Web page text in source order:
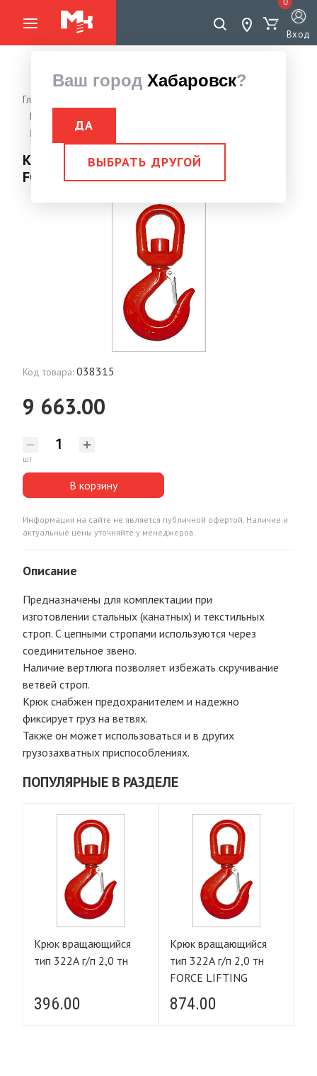
Ваш город Хабаровск?
ДА
ВЫБРАТЬ ДРУГОЙ
Вход
Главная страница
Крюк вращающийся тип 322А
Крюк вращающийся тип 322А г/п 22,0 тн FORCE LIFTING
Крюк вращающийся тип 322А г/п 22,0 тн
FORCE LIFTING
Код товара: 038315
9 663.00
шт
В корзину
Информация на сайте не является публичной офертой. Наличие и
актуальные цены уточняйте у менеджеров.
Описание
Предназначены для комплектации при
изготовлении стальных (канатных) и текстильных
строп. С цепными стропами используются через
соединительное звено.
Наличие вертлюга позволяет избежать скручивание
ветвей строп.
Крюк снабжен предохранителем и надежно
фиксирует груз на ветвях.
Также он может использоваться и в других
грузозахватных приспособлениях.
ПОПУЛЯРНЫЕ В РАЗДЕЛЕ
Крюк вращающийся
тип 322А г/п 2,0 тн
396.00
Крюк вращающийся
тип 322А г/п 2,0 тн
FORCE LIFTING
874.00